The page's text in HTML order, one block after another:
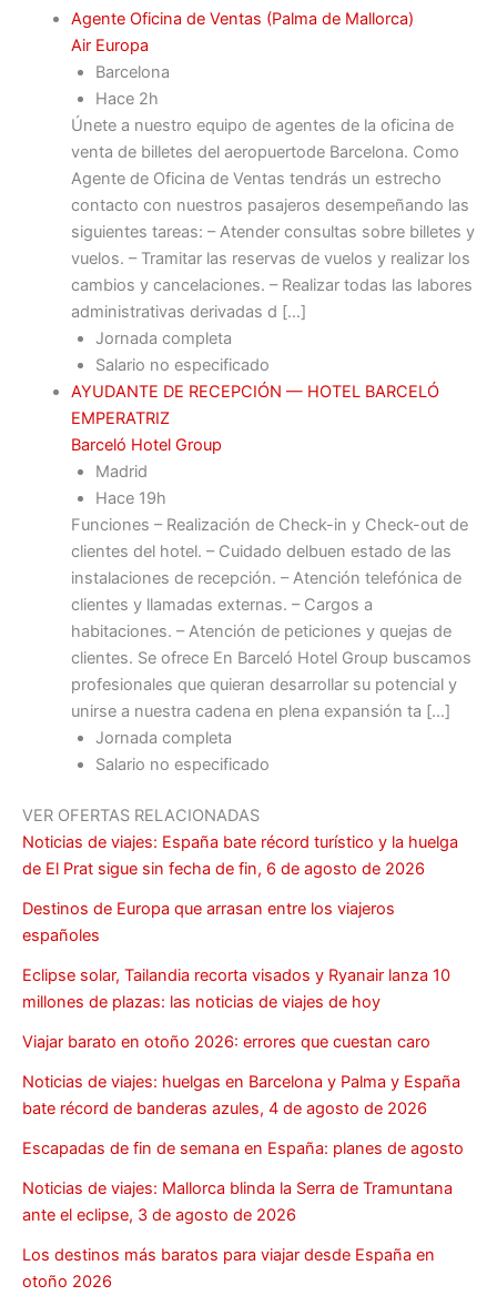
Agente Oficina de Ventas (Palma de Mallorca)
Air Europa
Barcelona
Hace 2h
Únete a nuestro equipo de agentes de la oficina de
venta de billetes del aeropuertode Barcelona. Como
Agente de Oficina de Ventas tendrás un estrecho
contacto con nuestros pasajeros desempeñando las
siguientes tareas: – Atender consultas sobre billetes y
vuelos. – Tramitar las reservas de vuelos y realizar los
cambios y cancelaciones. – Realizar todas las labores
administrativas derivadas d […]
Jornada completa
Salario no especificado
AYUDANTE DE RECEPCIÓN — HOTEL BARCELÓ
EMPERATRIZ
Barceló Hotel Group
Madrid
Hace 19h
Funciones – Realización de Check-in y Check-out de
clientes del hotel. – Cuidado delbuen estado de las
instalaciones de recepción. – Atención telefónica de
clientes y llamadas externas. – Cargos a
habitaciones. – Atención de peticiones y quejas de
clientes. Se ofrece En Barceló Hotel Group buscamos
profesionales que quieran desarrollar su potencial y
unirse a nuestra cadena en plena expansión ta […]
Jornada completa
Salario no especificado
VER OFERTAS RELACIONADAS
Noticias de viajes: España bate récord turístico y la huelga
de El Prat sigue sin fecha de fin, 6 de agosto de 2026
Destinos de Europa que arrasan entre los viajeros
españoles
Eclipse solar, Tailandia recorta visados y Ryanair lanza 10
millones de plazas: las noticias de viajes de hoy
Viajar barato en otoño 2026: errores que cuestan caro
Noticias de viajes: huelgas en Barcelona y Palma y España
bate récord de banderas azules, 4 de agosto de 2026
Escapadas de fin de semana en España: planes de agosto
Noticias de viajes: Mallorca blinda la Serra de Tramuntana
ante el eclipse, 3 de agosto de 2026
Los destinos más baratos para viajar desde España en
otoño 2026